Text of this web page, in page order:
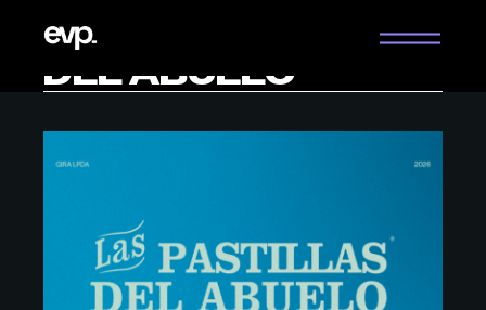
contenidoLAS PASTILLAS
DEL ABUELO